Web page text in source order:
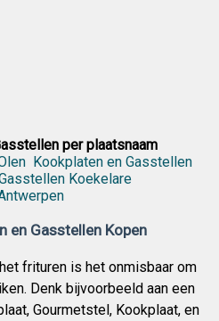
per plaatsnaam
Kookplaten en Gasstellen
Koekelare
en Gasstellen Kopen
frituren is het onmisbaar om
Denk bijvoorbeeld aan een
Gourmetstel, Kookplaat, en